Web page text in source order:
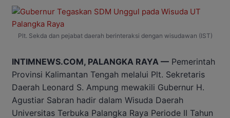
Plt. Sekda dan pejabat daerah berinteraksi dengan wisudawan (IST)
INTIMNEWS.COM, PALANGKA RAYA — Pemerintah
Provinsi Kalimantan Tengah melalui Plt. Sekretaris
Daerah Leonard S. Ampung mewakili Gubernur H.
Agustiar Sabran hadir dalam Wisuda Daerah
Universitas Terbuka Palangka Raya Periode II Tahun